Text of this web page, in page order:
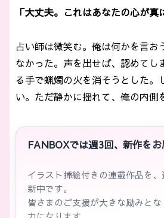
「大丈夫。これはあなたの心が
占い師は微笑む。俺は何かを言お
なかった。声を出せば、認めてし
る手で蝋燭の火を消そうとした。
い。ただ静かに揺れて、俺の内
FANBOXでは週3回、新作を
イラスト挿絵付きの連載作品を
新中です。
皆さまのご支援が大きな励みと